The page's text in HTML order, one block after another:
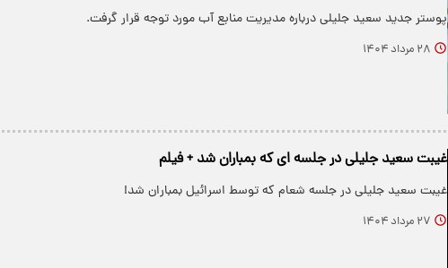
پوستر جدید سعید جلیلی درباره مدیریت منابع آب مورد توجه قرار گرفت.
۲۸ مرداد ۱۴۰۴
غیبت سعید جلیلی در جلسه ای که بمباران شد + فیلم
غیبت سعید جلیلی در جلسه شعام که توسط اسرائیل بمباران شد!
۲۷ مرداد ۱۴۰۴